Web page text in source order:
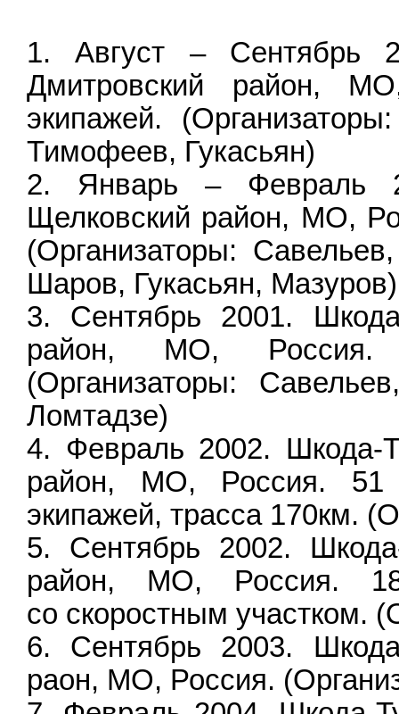
Август – Сентябрь
Дмитровский район,
экипажей.
Тимофеев, Гукасьян)
Январь – Февраль
Щелковский район, МО,
(Организаторы:
Шаров, Гукасьян, Мазуров)
Сентябрь 2001.
район, МО, Россия.
(Организаторы:
Ломтадзе)
Февраль 2002. Шкода-
район, МО, Россия. 51
экипажей, трасса 170км.
Сентябрь 2002.
район, МО, Россия. 18
со скоростным
Сентябрь 2003.
раон, МО, Россия.